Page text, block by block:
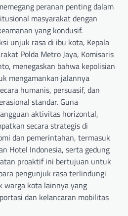
peranan penting dalam
masyarakat dengan
yang kondusif.
unjuk rasa di ibu kota, Kepala
Polda Metro Jaya, Komisaris
menegaskan bahwa kepolisian
mengamankan jalannya
humanis, persuasif, dan
standar. Guna
aktivitas horizontal,
secara strategis di
dan pemerintahan, termasuk
Hotel Indonesia, serta gedung
proaktif ini bertujuan untuk
pengunjuk rasa terlindungi
warga kota lainnya yang
dan kelancaran mobilitas